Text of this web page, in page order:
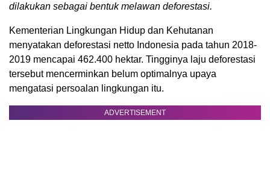
dilakukan sebagai bentuk melawan deforestasi.
Kementerian Lingkungan Hidup dan Kehutanan
menyatakan deforestasi netto Indonesia pada tahun 2018-
2019 mencapai 462.400 hektar. Tingginya laju deforestasi
tersebut mencerminkan belum optimalnya upaya
mengatasi persoalan lingkungan itu.
ADVERTISEMENT